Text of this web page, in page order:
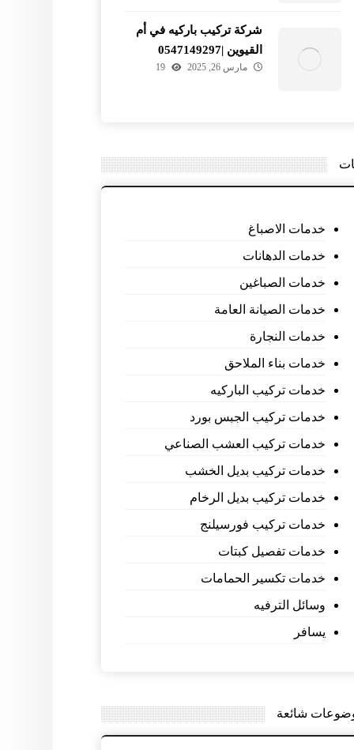
شركة تركيب باركيه في أم
القيوين |0547149297
مارس 26, 2025 19
خدمات الاصباغ
خدمات الدهانات
خدمات الصباغين
خدمات الصيانة العامة
خدمات النجارة
خدمات بناء الملاحق
خدمات تركيب الباركيه
خدمات تركيب الجبس بورد
خدمات تركيب العشب الصناعي
خدمات تركيب بديل الخشب
خدمات تركيب بديل الرخام
خدمات تركيب فورسيلنج
خدمات تفصيل كبتات
خدمات تكسير الحمامات
وسائل الترفيه
يسافر
شائعة